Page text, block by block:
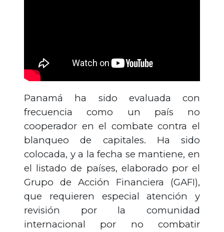
Panamá ha sido evaluada con
frecuencia como un país no
cooperador en el combate contra el
blanqueo de capitales. Ha sido
colocada, y a la fecha se mantiene, en
el listado de países, elaborado por el
Grupo de Acción Financiera (GAFI),
que requieren especial atención y
revisión por la comunidad
internacional por no combatir